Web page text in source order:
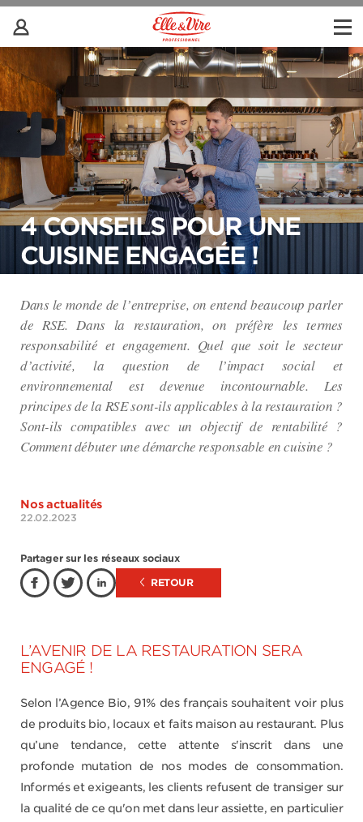
4 CONSEILS POUR UNE
CUISINE ENGAGÉE !
Dans le monde de l’entreprise, on entend beaucoup parler
de RSE. Dans la restauration, on préfère les termes
responsabilité et engagement. Quel que soit le secteur
d’activité, la question de l’impact social et
environnemental est devenue incontournable. Les
principes de la RSE sont-ils applicables à la restauration ?
Sont-ils compatibles avec un objectif de rentabilité ?
Comment débuter une démarche responsable en cuisine ?
Nos actualités
22.02.2023
Partager sur les réseaux sociaux
RETOUR
L’AVENIR DE LA RESTAURATION SERA
ENGAGÉ !
Selon l’Agence Bio, 91% des français souhaitent voir plus
de produits bio, locaux et faits maison au restaurant. Plus
qu’une tendance, cette attente s'inscrit dans une
profonde mutation de nos modes de consommation.
Informés et exigeants, les clients refusent de transiger sur
la qualité de ce qu'on met dans leur assiette, en particulier